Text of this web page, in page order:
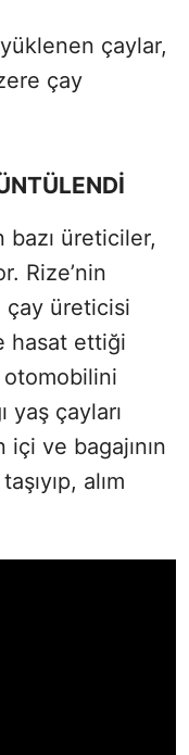
çaylar,
çay
üreticiler,
Rize’nin
çay üreticisi
hasat ettiği
otomobilini
yaş çayları
içi ve bagajının
alım